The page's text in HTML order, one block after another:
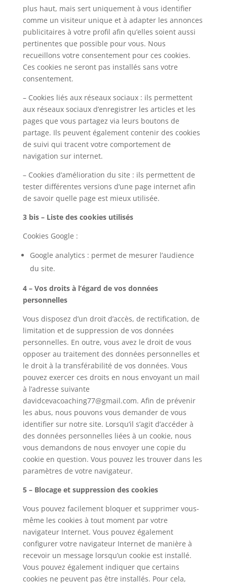
plus haut, mais sert uniquement à vous identifier
comme un visiteur unique et à adapter les annonces
publicitaires à votre profil afin qu’elles soient aussi
pertinentes que possible pour vous. Nous
recueillons votre consentement pour ces cookies.
Ces cookies ne seront pas installés sans votre
consentement.
– Cookies liés aux réseaux sociaux : ils permettent
aux réseaux sociaux d’enregistrer les articles et les
pages que vous partagez via leurs boutons de
partage. Ils peuvent également contenir des cookies
de suivi qui tracent votre comportement de
navigation sur internet.
– Cookies d’amélioration du site : ils permettent de
tester différentes versions d’une page internet afin
de savoir quelle page est mieux utilisée.
3 bis – Liste des cookies utilisés
Cookies Google :
Google analytics : permet de mesurer l’audience
du site.
4 – Vos droits à l’égard de vos données
personnelles
Vous disposez d’un droit d’accès, de rectification, de
limitation et de suppression de vos données
personnelles. En outre, vous avez le droit de vous
opposer au traitement des données personnelles et
le droit à la transférabilité de vos données. Vous
pouvez exercer ces droits en nous envoyant un mail
à l’adresse suivante
davidcevacoaching77@gmail.com. Afin de prévenir
les abus, nous pouvons vous demander de vous
identifier sur notre site. Lorsqu’il s’agit d’accéder à
des données personnelles liées à un cookie, nous
vous demandons de nous envoyer une copie du
cookie en question. Vous pouvez les trouver dans les
paramètres de votre navigateur.
5 – Blocage et suppression des cookies
Vous pouvez facilement bloquer et supprimer vous-
même les cookies à tout moment par votre
navigateur Internet. Vous pouvez également
configurer votre navigateur Internet de manière à
recevoir un message lorsqu’un cookie est installé.
Vous pouvez également indiquer que certains
cookies ne peuvent pas être installés. Pour cela,